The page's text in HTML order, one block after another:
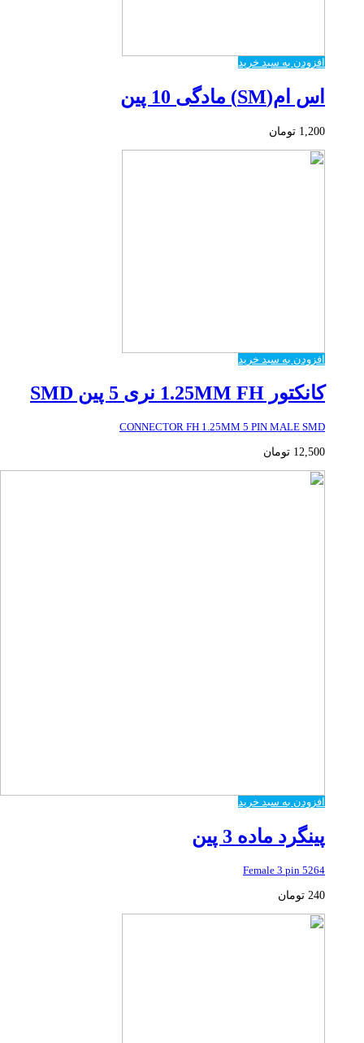
افزودن به سبد خرید
اس ام(SM) مادگی 10 پین
1,200 تومان
افزودن به سبد خرید
کانکتور 1.25MM FH نری 5 پین SMD
CONNECTOR FH 1.25MM 5 PIN MALE SMD
12,500 تومان
افزودن به سبد خرید
پینگرد ماده 3 پین
5264 Female 3 pin
240 تومان